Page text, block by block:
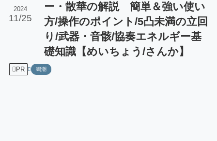
ー・散華の解説 簡単＆強い使い
方/操作のポイント/5凸未満の立回
り/武器・音骸/協奏エネルギー基
礎知識【めいちょう/さんか】
2024
11/25
PR 鳴潮